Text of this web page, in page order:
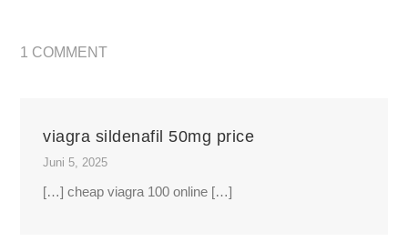
1 COMMENT
viagra sildenafil 50mg price
Juni 5, 2025
[…] cheap viagra 100 online […]